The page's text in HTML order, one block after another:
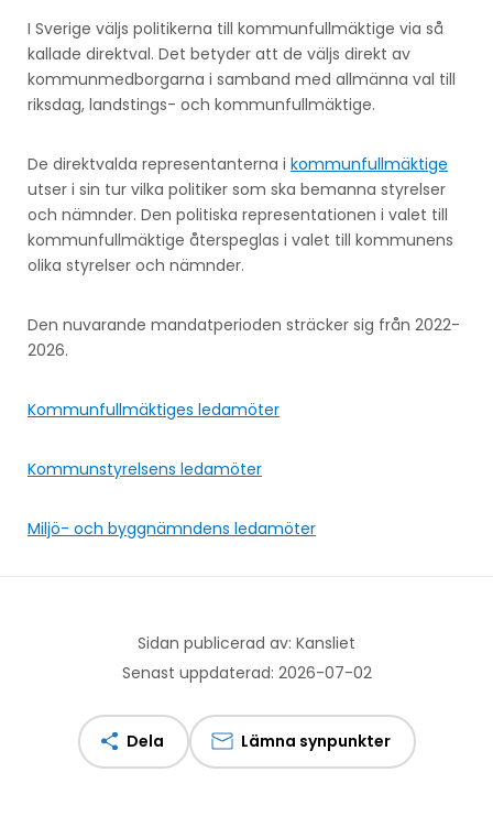
I Sverige väljs politikerna till kommunfullmäktige via så
kallade direktval. Det betyder att de väljs direkt av
kommunmedborgarna i samband med allmänna val till
riksdag, landstings- och kommunfullmäktige.
De direktvalda representanterna i kommunfullmäktige
utser i sin tur vilka politiker som ska bemanna styrelser
och nämnder. Den politiska representationen i valet till
kommunfullmäktige återspeglas i valet till kommunens
olika styrelser och nämnder.
Den nuvarande mandatperioden sträcker sig från 2022-
2026.
Kommunfullmäktiges ledamöter
Kommunstyrelsens ledamöter
Miljö- och byggnämndens ledamöter
Sidan publicerad av: Kansliet
Senast uppdaterad: 2026-07-02
Dela Lämna synpunkter